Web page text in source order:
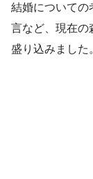
結婚についての
言など、現在の
盛り込みました